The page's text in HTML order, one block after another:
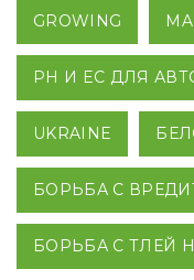
GROWING
PH И EC ДЛЯ
UKRAINE
БОРЬБА С
БОРЬБА С ТЛЕЙ